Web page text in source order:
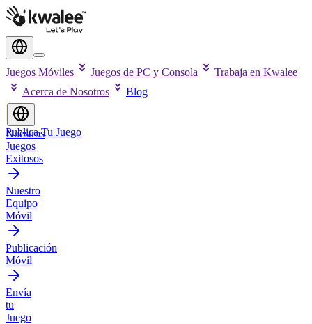
Juegos Móviles Juegos de PC y Consola
Trabaja en Kwalee
Acerca de Nosotros
Blog
Publica Tu Juego
Nuestros
Juegos
Exitosos
Nuestro
Equipo
Móvil
Publicación
Móvil
Envía
tu
Juego